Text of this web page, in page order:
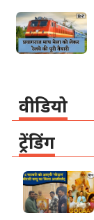
वीडियो
ट्रेंडिंग